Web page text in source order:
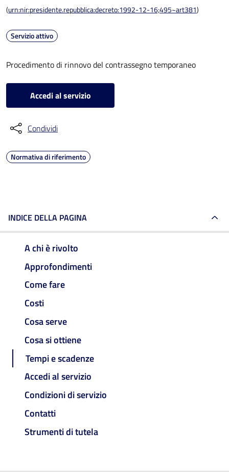
(urn:nir:presidente.repubblica:decreto:1992-12-16;495~art381)
Servizio attivo
Procedimento di rinnovo del contrassegno temporaneo
Accedi al servizio
Condividi
Normativa di riferimento
INDICE DELLA PAGINA
A chi è rivolto
Approfondimenti
Come fare
Costi
Cosa serve
Cosa si ottiene
Tempi e scadenze
Accedi al servizio
Condizioni di servizio
Contatti
Strumenti di tutela